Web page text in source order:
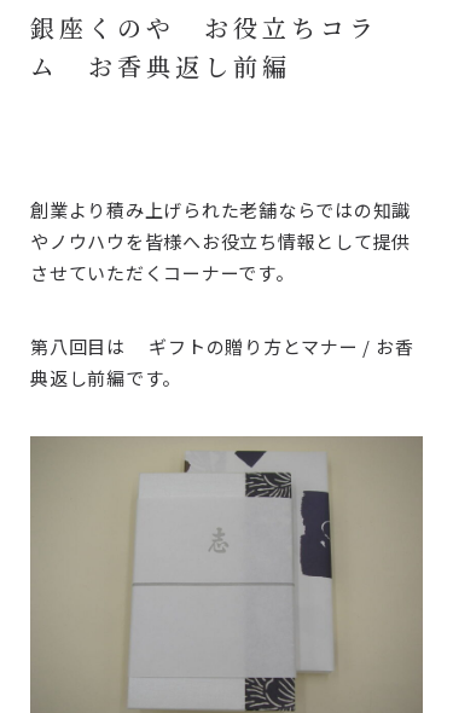
銀座くのや お役立ちコラ
ム お香典返し前編
創業より積み上げられた老舗ならではの知識
やノウハウを皆様へお役立ち情報として提供
させていただくコーナーです。
第八回目は ギフトの贈り方とマナー / お香
典返し前編です。